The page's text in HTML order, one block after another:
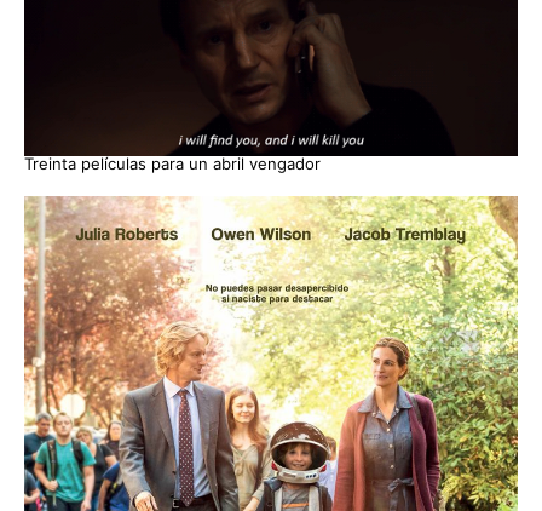
Treinta películas para un abril vengador